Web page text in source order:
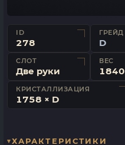
ID
278
ГРЕЙД
D
СЛОТ
Две руки
ВЕС
1840
КРИСТАЛЛИЗАЦИЯ
1758 × D
ХАРАКТЕРИСТИКИ